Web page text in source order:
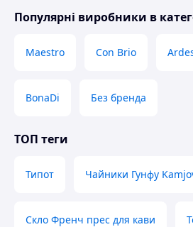
Популярні виробники в
Maestro Con Brio
BonaDi Без бренда
ТОП теги
Типот Чайники Гунфу
Скло Френч прес для кави